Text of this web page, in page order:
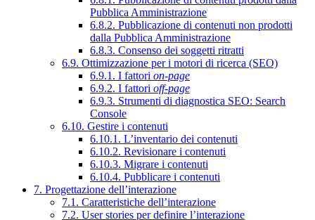
Pubblica Amministrazione
6.8.2. Pubblicazione di contenuti non prodotti
dalla Pubblica Amministrazione
6.8.3. Consenso dei soggetti ritratti
6.9. Ottimizzazione per i motori di ricerca (SEO)
6.9.1. I fattori on-page
6.9.2. I fattori off-page
6.9.3. Strumenti di diagnostica SEO: Search
Console
6.10. Gestire i contenuti
6.10.1. L’inventario dei contenuti
6.10.2. Revisionare i contenuti
6.10.3. Migrare i contenuti
6.10.4. Pubblicare i contenuti
7. Progettazione dell’interazione
7.1. Caratteristiche dell’interazione
7.2. User stories per definire l’interazione